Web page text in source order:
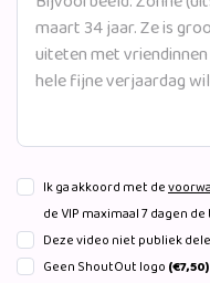
Ik ga akkoord met de
de VIP maximaal 7 dagen
Deze video niet publiek
Geen ShoutOut logo (€7,50)